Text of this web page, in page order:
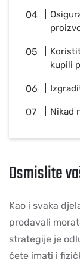
kupili
Nikad
Osmislite
Kao i svaka
prodavali
strategije je
ćete imati i